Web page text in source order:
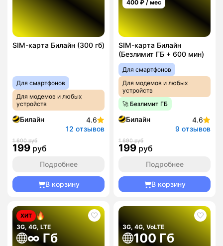
SIM-карта Билайн (300 гб)
Для смартфонов
Для модемов и любых
устройств
Билайн
4.6
12 отзывов
1 600 руб
199 руб
Подробнее
В корзину
400 ₽ / мес
SIM-карта Билайн
(Безлимит ГБ + 600 мин)
Для смартфонов
Для модемов и любых
устройств
🚀 Безлимит ГБ
Билайн
4.6
9 отзывов
1 690 руб
199 руб
Подробнее
В корзину
ХИТ
3G, 4G, LTE
∞ Гб
3G, 4G, VoLTE
100 Гб